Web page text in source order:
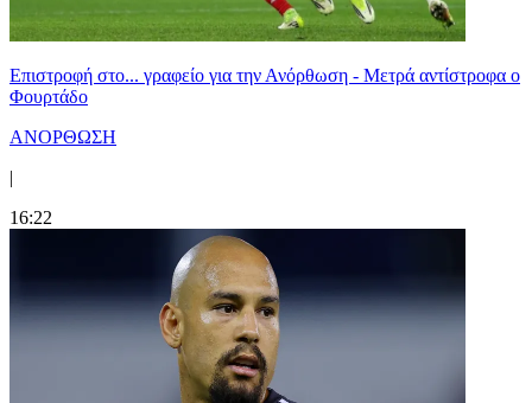
Επιστροφή στο... γραφείο για την Ανόρθωση - Μετρά αντίστροφα ο
Φουρτάδο
ΑΝΟΡΘΩΣΗ
|
16:22